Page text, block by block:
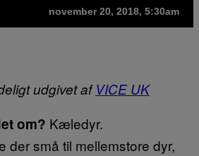
november 20, 2018, 5:30am
udgivet afVICE UK
om? Kæledyr.
der små til mellemstore dyr,